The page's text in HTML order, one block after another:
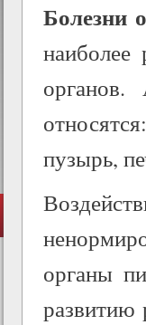
Болезни
наиболее
органов.
пузырь,
органы
развитию